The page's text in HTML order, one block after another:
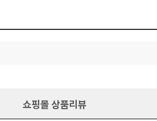
쇼핑몰 상품리뷰